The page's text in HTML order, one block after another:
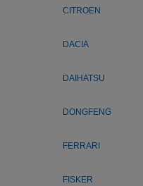
CITROEN
DACIA
DAIHATSU
DONGFENG
FERRARI
FISKER